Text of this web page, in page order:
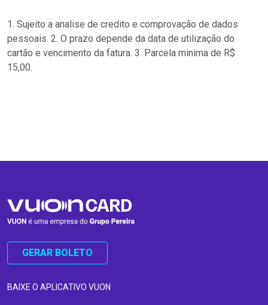
1. Sujeito a analise de credito e comprovação de dados
pessoais. 2. O prazo depende da data de utilização do
cartão e vencimento da fatura. 3. Parcela minima de R$
15,00.
GERAR BOLETO
BAIXE O APLICATIVO VUON